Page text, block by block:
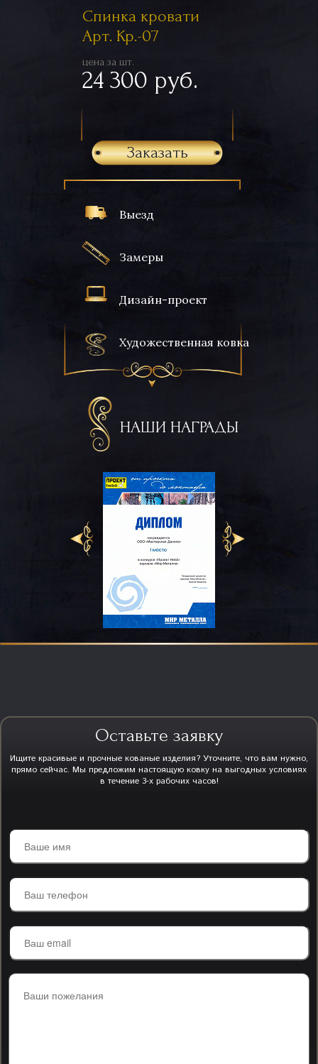
Выезд
Замеры
Дизайн-проект
Художественная ковка
НАШИ НАГРАДЫ
Спинка кровати
Арт. Кр.-07
цена за шт.
24 300 руб.
Заказать
Оставьте заявку
Ищите красивые и прочные кованые изделия? Уточните, что вам нужно,
прямо сейчас. Мы предложим настоящую ковку на выгодных условиях
в течение 3-х рабочих часов!